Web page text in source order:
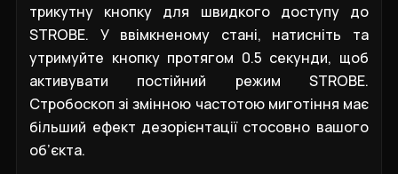
трикутну кнопку для швидкого доступу до
STROBE. У ввімкненому стані, натисніть та
утримуйте кнопку протягом 0.5 секунди, щоб
активувати постійний режим STROBE.
Стробоскоп зі змінною частотою миготіння має
більший ефект дезорієнтації стосовно вашого
об’єкта.